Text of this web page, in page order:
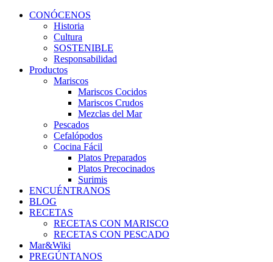
CONÓCENOS
Historia
Cultura
SOSTENIBLE
Responsabilidad
Productos
Mariscos
Mariscos Cocidos
Mariscos Crudos
Mezclas del Mar
Pescados
Cefalópodos
Cocina Fácil
Platos Preparados
Platos Precocinados
Surimis
ENCUÉNTRANOS
BLOG
RECETAS
RECETAS CON MARISCO
RECETAS CON PESCADO
Mar&Wiki
PREGÚNTANOS